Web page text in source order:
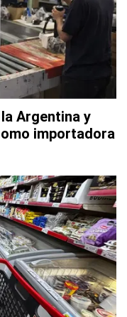
Argentina y
importadora